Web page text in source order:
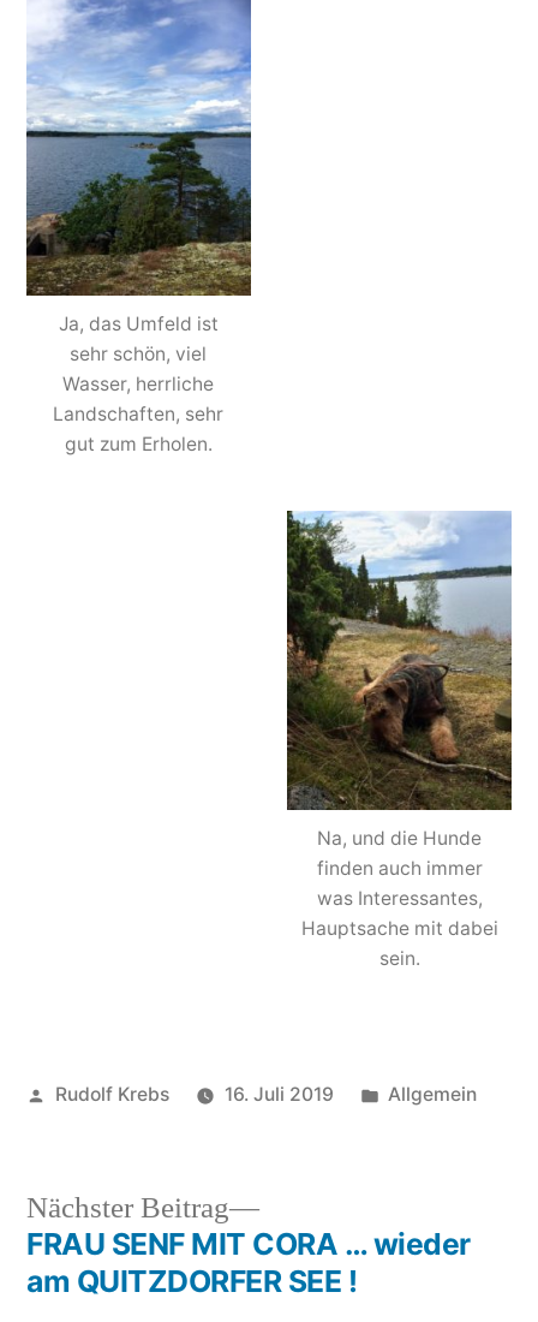
Ja, das Umfeld ist
sehr schön, viel
Wasser, herrliche
Landschaften, sehr
gut zum Erholen.
Na, und die Hunde
finden auch immer
was Interessantes,
Hauptsache mit dabei
sein.
Veröffentlicht
Rudolf Krebs 16. Juli 2019
Veröffentlicht
Allgemein
Beitragsnavigation
Nächster Beitrag
Nächster
Beitrag:
FRAU SENF MIT CORA … wieder
am QUITZDORFER SEE !